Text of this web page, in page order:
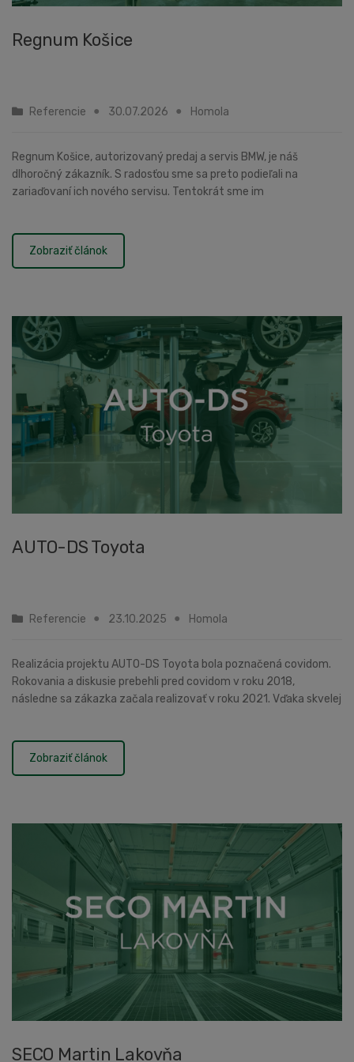
Regnum Košice
Referencie 30.07.2026 Homola
Regnum Košice, autorizovaný predaj a servis BMW, je náš
dlhoročný zákazník. S radosťou sme sa preto podieľali na
zariaďovaní ich nového servisu. Tentokrát sme im
Zobraziť článok
AUTO-DS Toyota
Referencie 23.10.2025 Homola
Realizácia projektu AUTO-DS Toyota bola poznačená covidom.
Rokovania a diskusie prebehli pred covidom v roku 2018,
následne sa zákazka začala realizovať v roku 2021. Vďaka skvelej
Zobraziť článok
SECO Martin Lakovňa